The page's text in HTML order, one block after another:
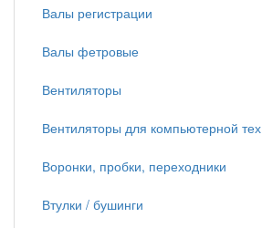
Валы регистрации
Валы фетровые
Вентиляторы
Вентиляторы для компьютерной тех
Воронки, пробки, переходники
Втулки / бушинги